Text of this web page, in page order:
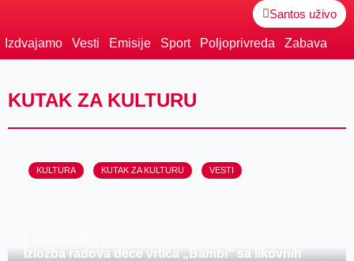
Santos uživo
Izdvajamo Vesti Emisije Sport Poljoprivreda Zabava
KUTAK ZA KULTURU
KULTURA KUTAK ZA KULTURU VESTI
Izložba radova dece vrtića „Bambi“ sa likovnih